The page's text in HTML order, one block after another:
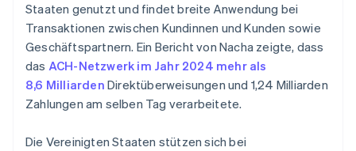
Staaten genutzt und findet breite Anwendung bei
Transaktionen zwischen Kundinnen und Kunden sowie
Geschäftspartnern. Ein Bericht von Nacha zeigte, dass
das ACH-Netzwerk im Jahr 2024 mehr als
8,6 Milliarden Direktüberweisungen und 1,24 Milliarden
Zahlungen am selben Tag verarbeitete.
Die Vereinigten Staaten stützen sich bei